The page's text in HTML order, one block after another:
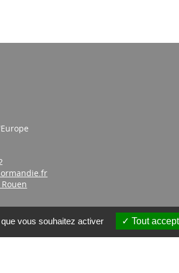
vous souhaitez activer Tout